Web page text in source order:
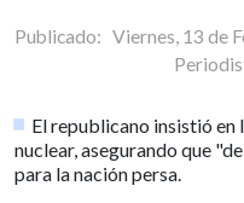
Publicado: Viernes, 13 de
El republicano insistió en
nuclear, asegurando que
para la nación persa.